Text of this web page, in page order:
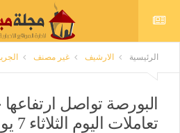
الرئيسية الارشيف غير مصنف
البورصة تواصل